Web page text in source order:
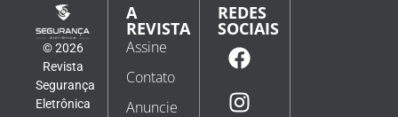
© 2026
Revista
Segurança
Eletrônica
A
REVISTA
Assine
Contato
Anuncie
REDES
SOCIAIS